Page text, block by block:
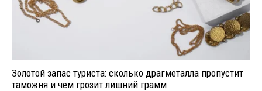
Золотой запас туриста: сколько драгметалла пропустит
таможня и чем грозит лишний грамм